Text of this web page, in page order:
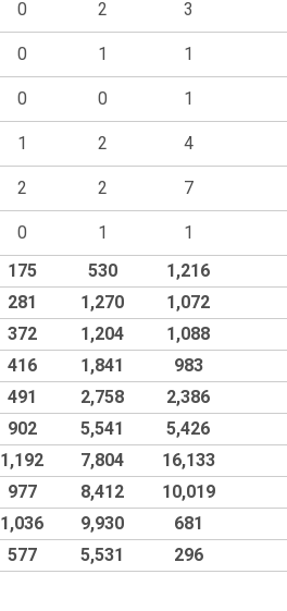
0 2
3
0 1
1
0 0
1
1 2
4
2 2
7
0 1
1
175 530
1,216
281 1,270
1,072
372 1,204
1,088
416 1,841
983
491 2,758
2,386
902 5,541
5,426
1,192 7,804
16,133
977 8,412
10,019
1,036 9,930
681
577 5,531 296